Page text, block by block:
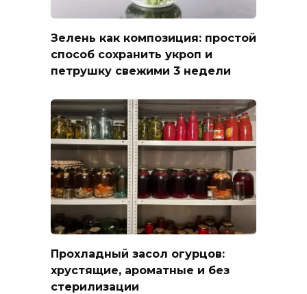
Зелень как композиция: простой
способ сохранить укроп и
петрушку свежими 3 недели
Прохладный засол огурцов:
хрустящие, ароматные и без
стерилизации